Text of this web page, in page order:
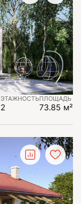
ЭТАЖНОСТЬ
2
ПЛОЩАДЬ
73.85 м²